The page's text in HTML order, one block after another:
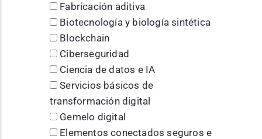
Fabricación aditiva
Biotecnología y biología sintética
Blockchain
Ciberseguridad
Ciencia de datos e IA
Servicios básicos de
transformación digital
Gemelo digital
Elementos conectados seguros e